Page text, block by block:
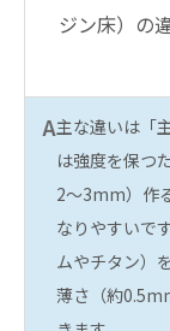
ジン床）の
A主な違いは「
は強度を保つ
2〜3mm）作
なりやすいで
ムやチタン）
薄さ（約